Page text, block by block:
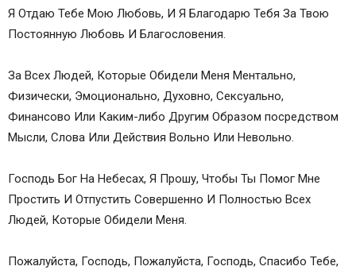
Я Отдаю Тебе Мою Любовь, И Я Благодарю Тебя За Твою
Постоянную Любовь И Благословения.
За Всех Людей, Которые Обидели Меня Ментально,
Физически, Эмоционально, Духовно, Сексуально,
Финансово Или Каким-либо Другим Образом посредством
Мысли, Слова Или Действия Вольно Или Невольно.
Господь Бог На Небесах, Я Прошу, Чтобы Ты Помог Мне
Простить И Отпустить Совершенно И Полностью Всех
Людей, Которые Обидели Меня.
Пожалуйста, Господь, Пожалуйста, Господь, Спасибо Тебе,